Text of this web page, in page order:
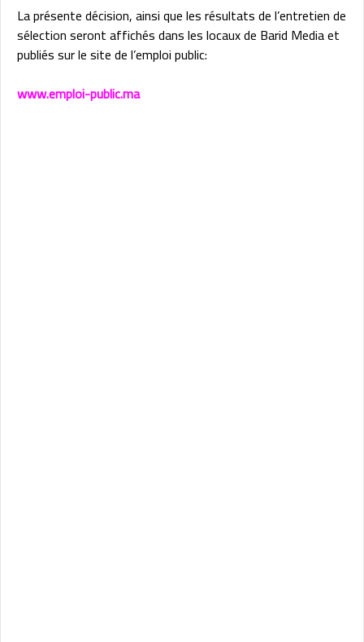
La présente décision, ainsi que les résultats de l’entretien de
sélection seront affichés dans les locaux de Barid Media et
publiés sur le site de l’emploi public:
www.emploi-public.ma